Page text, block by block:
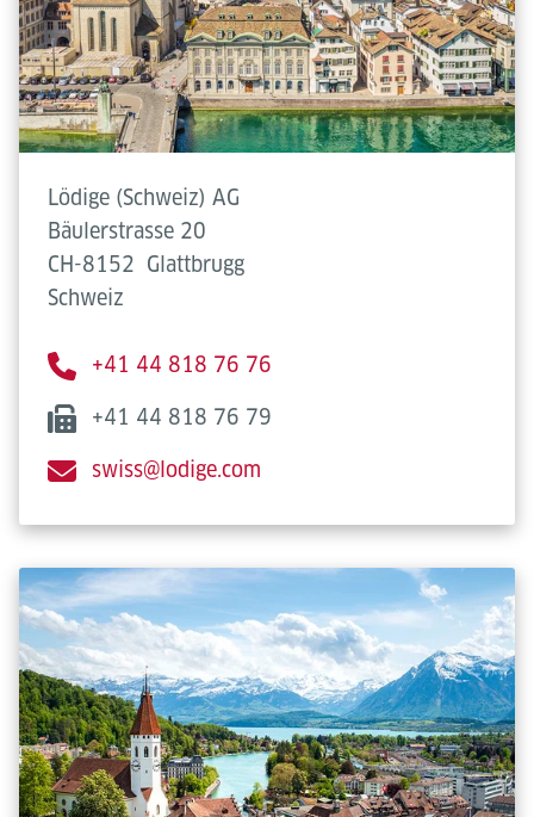
Lödige (Schweiz) AG
Bäulerstrasse 20
CH-8152 Glattbrugg
Schweiz
+41 44 818 76 76
+41 44 818 76 79
swiss@lodige.com